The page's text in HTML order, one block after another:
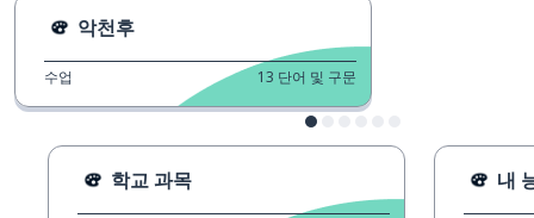
악천후
수업 13 단어 및 구문
학교 과목 내